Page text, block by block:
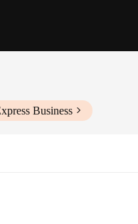
Business